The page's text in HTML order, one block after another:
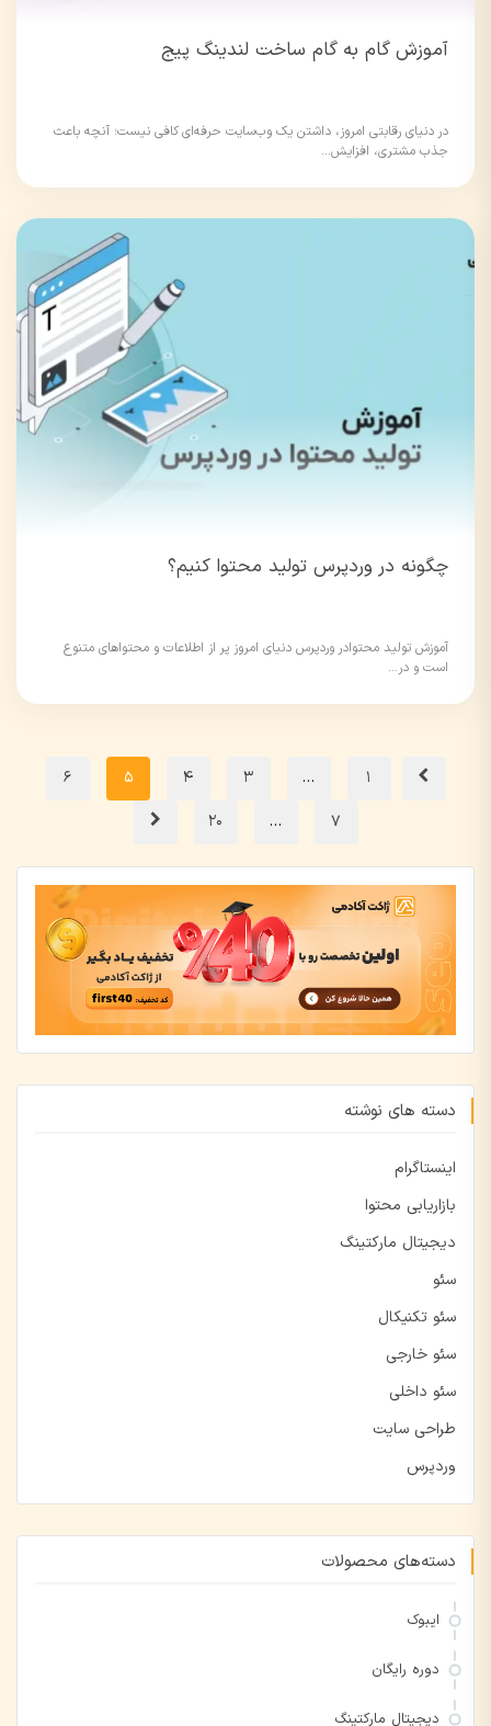
آموزش گام به گام ساخت لندینگ پیج
در دنیای رقابتی امروز، داشتن یک وب‌سایت حرفه‌ای کافی نیست؛ آنچه باعث
جذب مشتری، افزایش...
چگونه در وردپرس تولید محتوا کنیم؟
آموزش تولید محتوادر وردپرس دنیای امروز پر از اطلاعات و محتواهای متنوع
است و در...
1
…
3
4
5
6
7
…
20
دسته های نوشته
اینستاگرام
بازاریابی محتوا
دیجیتال مارکتینگ
سئو
سئو تکنیکال
سئو خارجی
سئو داخلی
طراحی سایت
وردپرس
دسته‌های محصولات
ایبوک
دوره رایگان
دیجیتال مارکتینگ